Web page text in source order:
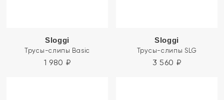
Sloggi
Трусы-слипы Basic
1 980 ₽
Sloggi
Трусы-слипы SLG
3 560 ₽